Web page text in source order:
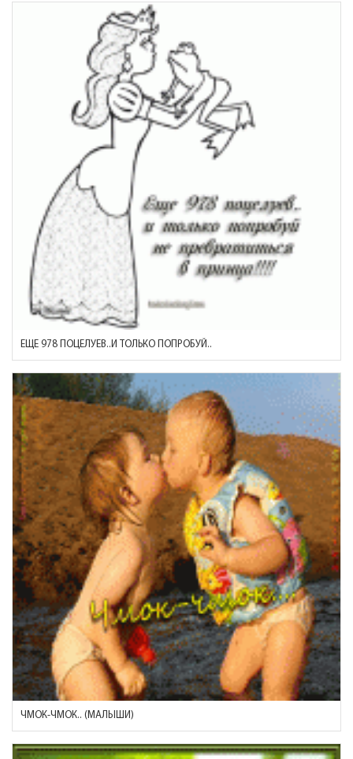
ЕЩЕ 978 ПОЦЕЛУЕВ..И ТОЛЬКО ПОПРОБУЙ..
ЧМОК-ЧМОК.. (МАЛЫШИ)